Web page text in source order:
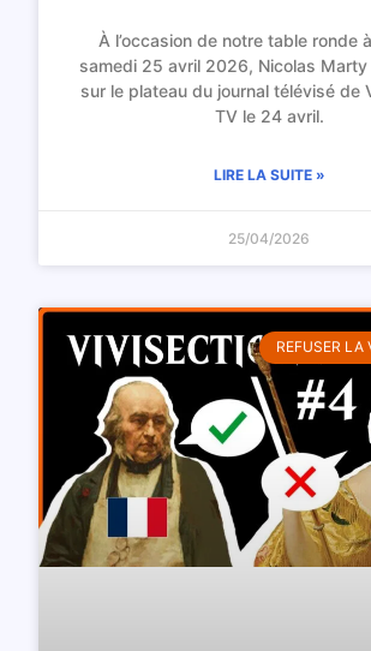
À l’occasion de notre table ronde
samedi 25 avril 2026, Nicolas
sur le plateau du journal télévisé de
TV le 24 avril.
LIRE LA SUITE »
25/04/2026
REFUSER LA